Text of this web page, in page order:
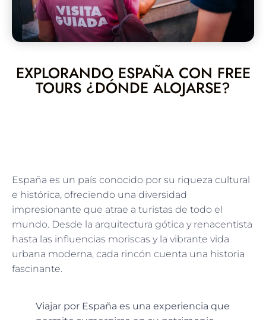
EXPLORANDO ESPAÑA CON FREE
TOURS ¿DÓNDE ALOJARSE?
España es un país conocido por su riqueza cultural
e histórica, ofreciendo una diversidad
impresionante que atrae a turistas de todo el
mundo. Desde la arquitectura gótica y renacentista
hasta las influencias moriscas y la vibrante vida
urbana moderna, cada rincón cuenta una historia
fascinante.
Viajar por España es una experiencia que